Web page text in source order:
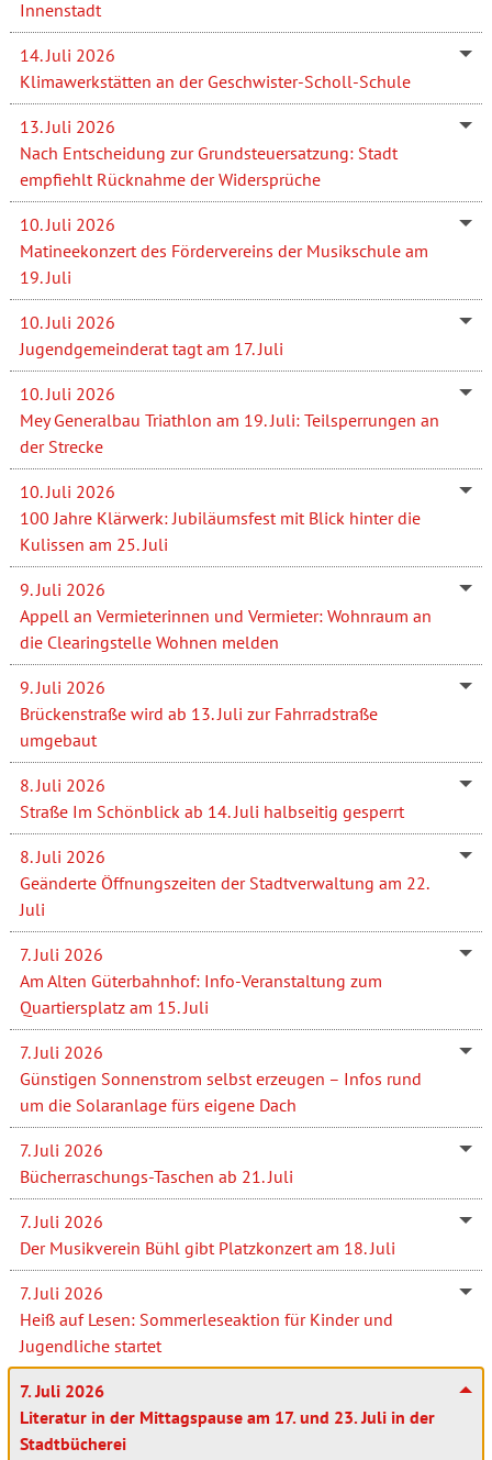
Innenstadt
14. Juli 2026
Klimawerkstätten an der Geschwister-Scholl-Schule
13. Juli 2026
Nach Entscheidung zur Grundsteuersatzung: Stadt
empfiehlt Rücknahme der Widersprüche
10. Juli 2026
Matineekonzert des Fördervereins der Musikschule am
19. Juli
10. Juli 2026
Jugendgemeinderat tagt am 17. Juli
10. Juli 2026
Mey Generalbau Triathlon am 19. Juli: Teilsperrungen an
der Strecke
10. Juli 2026
100 Jahre Klärwerk: Jubiläumsfest mit Blick hinter die
Kulissen am 25. Juli
9. Juli 2026
Appell an Vermieterinnen und Vermieter: Wohnraum an
die Clearingstelle Wohnen melden
9. Juli 2026
Brückenstraße wird ab 13. Juli zur Fahrradstraße
umgebaut
8. Juli 2026
Straße Im Schönblick ab 14. Juli halbseitig gesperrt
8. Juli 2026
Geänderte Öffnungszeiten der Stadtverwaltung am 22.
Juli
7. Juli 2026
Am Alten Güterbahnhof: Info-Veranstaltung zum
Quartiersplatz am 15. Juli
7. Juli 2026
Günstigen Sonnenstrom selbst erzeugen – Infos rund
um die Solaranlage fürs eigene Dach
7. Juli 2026
Bücherraschungs-Taschen ab 21. Juli
7. Juli 2026
Der Musikverein Bühl gibt Platzkonzert am 18. Juli
7. Juli 2026
Heiß auf Lesen: Sommerleseaktion für Kinder und
Jugendliche startet
7. Juli 2026
Literatur in der Mittagspause am 17. und 23. Juli in der
Stadtbücherei